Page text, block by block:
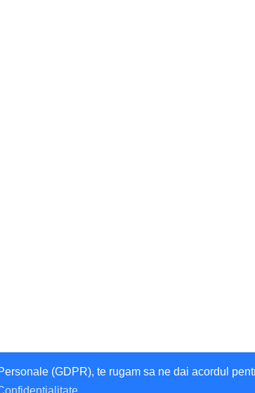
(GDPR), te rugam sa ne dai acordul